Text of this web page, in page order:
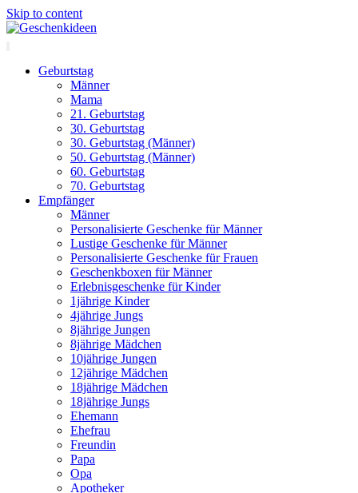
Skip to content
Geburtstag
Männer
Mama
21. Geburtstag
30. Geburtstag
30. Geburtstag (Männer)
50. Geburtstag (Männer)
60. Geburtstag
70. Geburtstag
Empfänger
Männer
Personalisierte Geschenke für Männer
Lustige Geschenke für Männer
Personalisierte Geschenke für Frauen
Geschenkboxen für Männer
Erlebnisgeschenke für Kinder
1jährige Kinder
4jährige Jungs
8jährige Jungen
8jährige Mädchen
10jährige Jungen
12jährige Mädchen
18jährige Mädchen
18jährige Jungs
Ehemann
Ehefrau
Freundin
Papa
Opa
Apotheker